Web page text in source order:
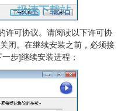
许可协议。请阅读以下许可协
闭。在继续安装之前，必须接
步]继续安装进程；